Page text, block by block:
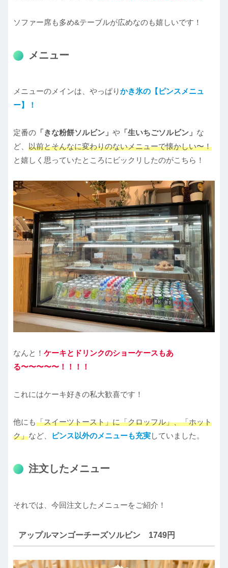
ソファー席も多め&テーブルが広めなのも嬉しいです！
メニュー
メニューのメインは、やっぱりかき氷の【ピンスメニュ
ー】！
定番の 「きな粉餅ソルビン」 や 「生いちごソルビン」 な
ど、 以前とそんなに変わりのないメニューで懐かしい〜！
と嬉しく思っていたところにビックリしたのがこちら！
なんと！ ケーキとドリンクのショーケースもあ
る〜〜〜〜〜！！！！
これにはケーキ好きの私大歓喜です！
他にも「スイーツトースト」に「クロッフル」、「ホット
ク」など、 ピンス以外のメニューも充実していました。
注文したメニュー
それでは、今回注文したメニューをご紹介！
アップルマンゴーチーズソルビン 1749円